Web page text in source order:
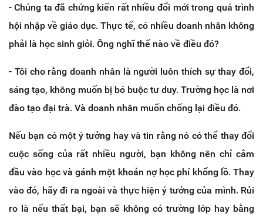
- Chúng ta đã chứng kiến rất nhiều đổi mới trong quá trình
hội nhập về giáo dục. Thực tế, có nhiều doanh nhân không
phải là học sinh giỏi. Ông nghĩ thế nào về điều đó?
- Tôi cho rằng doanh nhân là người luôn thích sự thay đổi,
sáng tạo, không muốn bị bó buộc tư duy. Trường học là nơi
đào tạo đại trà. Và doanh nhân muốn chống lại điều đó.
Nếu bạn có một ý tưởng hay và tin rằng nó có thể thay đổi
cuộc sống của rất nhiều người, bạn không nên chỉ cắm
đầu vào học và gánh một khoản nợ học phí khổng lồ. Thay
vào đó, hãy đi ra ngoài và thực hiện ý tưởng của mình. Rủi
ro là nếu thất bại, bạn sẽ không có trường lớp hay bằng